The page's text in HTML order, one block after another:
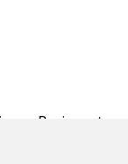
y Parinacota,